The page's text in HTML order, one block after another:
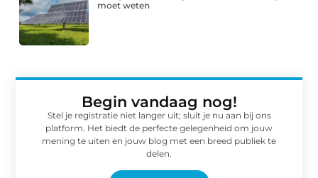
moet weten
Begin vandaag nog!
Stel je registratie niet langer uit; sluit je nu aan bij ons
platform. Het biedt de perfecte gelegenheid om jouw
mening te uiten en jouw blog met een breed publiek te
delen.